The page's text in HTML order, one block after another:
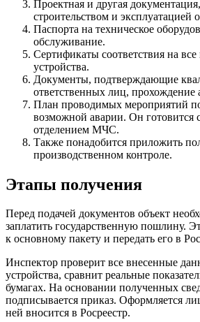
Проектная и другая
строительством и эксплуатацией
Паспорта на техническое
обслуживание.
Сертификаты соответствия на
устройства.
Документы, подтверждающие
ответственных лиц, прохождение
План проводимых мероприятий
возможной аварии. Он готовится
отделением МЧС.
Также понадобится приложить
производственном контроле.
Этапы получения
Перед подачей документов объект
заплатить государственную пошлину.
к основному пакету и передать его в
Инспектор проверит все внесенные
устройства, сравнит реальные
бумагах. На основании полученных
подписывается приказ. Оформляется
ней вносится в Росреестр.